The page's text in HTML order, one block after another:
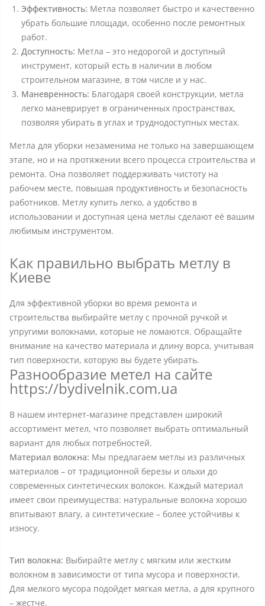
Эффективность: Метла позволяет быстро и качественно
убрать большие площади, особенно после ремонтных
работ.
Доступность: Метла – это недорогой и доступный
инструмент, который есть в наличии в любом
строительном магазине, в том числе и у нас.
Маневренность: Благодаря своей конструкции, метла
легко маневрирует в ограниченных пространствах,
позволяя убирать в углах и труднодоступных местах.
Метла для уборки незаменима не только на завершающем
этапе, но и на протяжении всего процесса строительства и
ремонта. Она позволяет поддерживать чистоту на
рабочем месте, повышая продуктивность и безопасность
работников. Метлу купить легко, а удобство в
использовании и доступная цена метлы сделают её вашим
любимым инструментом.
Как правильно выбрать метлу в
Киеве
Для эффективной уборки во время ремонта и
строительства выбирайте метлу с прочной ручкой и
упругими волокнами, которые не ломаются. Обращайте
внимание на качество материала и длину ворса, учитывая
тип поверхности, которую вы будете убирать.
Разнообразие метел на сайте
https://bydivelnik.com.ua
В нашем интернет-магазине представлен широкий
ассортимент метел, что позволяет выбрать оптимальный
вариант для любых потребностей.
Материал волокна: Мы предлагаем метлы из различных
материалов – от традиционной березы и ольхи до
современных синтетических волокон. Каждый материал
имеет свои преимущества: натуральные волокна хорошо
впитывают влагу, а синтетические – более устойчивы к
износу.
Тип волокна: Выбирайте метлу с мягким или жестким
волокном в зависимости от типа мусора и поверхности.
Для мелкого мусора подойдет мягкая метла, а для крупного
– жестче.